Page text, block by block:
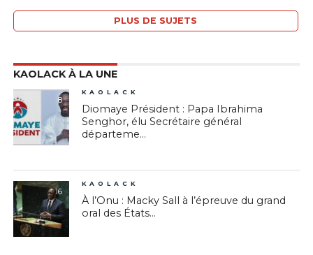
PLUS DE SUJETS
KAOLACK À LA UNE
8
KAOLACK
Diomaye Président : Papa Ibrahima
Senghor, élu Secrétaire général
départeme...
16
KAOLACK
À l’Onu : Macky Sall à l’épreuve du grand
oral des États...